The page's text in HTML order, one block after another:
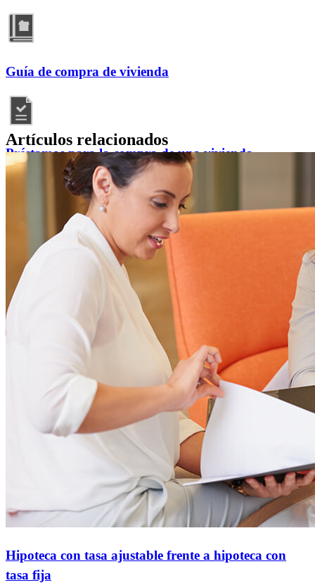
Guía de compra de vivienda
Préstamos para la compra de una vivienda
Recursos hipotecarios
Preguntas frecuentes sobre la compra de una
vivienda
Terminología hipotecaria
Artículos relacionados
Hipoteca con tasa ajustable frente a hipoteca con
tasa fija